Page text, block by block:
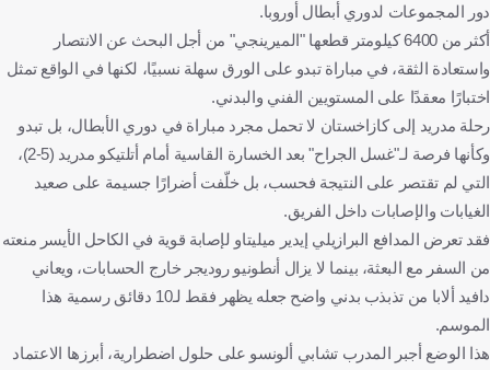
دور المجموعات لدوري أبطال أوروبا.
أكثر من 6400 كيلومتر قطعها "الميرينجي" من أجل البحث عن الانتصار
واستعادة الثقة، في مباراة تبدو على الورق سهلة نسبيًا، لكنها في الواقع تمثل
اختبارًا معقدًا على المستويين الفني والبدني.
رحلة مدريد إلى كازاخستان لا تحمل مجرد مباراة في دوري الأبطال، بل تبدو
وكأنها فرصة لـ"غسل الجراح" بعد الخسارة القاسية أمام أتلتيكو مدريد (5-2)،
التي لم تقتصر على النتيجة فحسب، بل خلّفت أضرارًا جسيمة على صعيد
الغيابات والإصابات داخل الفريق.
فقد تعرض المدافع البرازيلي إيدير ميليتاو لإصابة قوية في الكاحل الأيسر منعته
من السفر مع البعثة، بينما لا يزال أنطونيو روديجر خارج الحسابات، ويعاني
دافيد ألابا من تذبذب بدني واضح جعله يظهر فقط لـ10 دقائق رسمية هذا
الموسم.
هذا الوضع أجبر المدرب تشابي ألونسو على حلول اضطرارية، أبرزها الاعتماد